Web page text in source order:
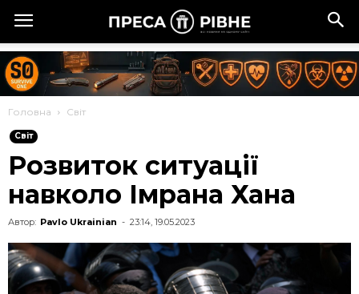
Головна Cвіт
Cвіт
Розвиток ситуації
навколо Імрана Хана
Автор: Pavlo Ukrainian - 23:14, 19.05.2023